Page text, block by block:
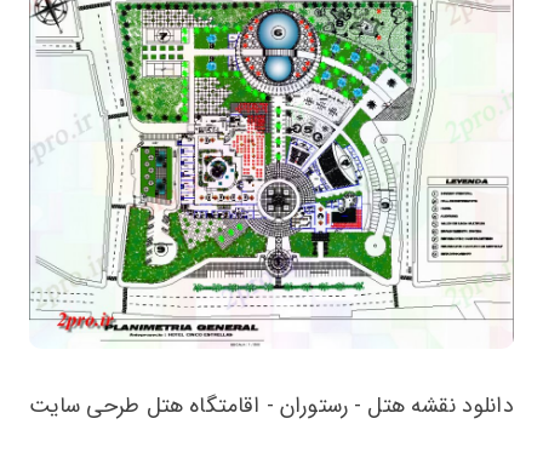
دانلود نقشه هتل - رستوران - اقامتگاه هتل طرحی سایت